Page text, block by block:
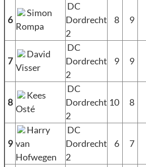
6
Simon
Rompa
DC
Dordrecht
2
8 9
7
David
Visser
DC
Dordrecht
2
9 9
8
Kees
Osté
DC
Dordrecht
2
10 8
9
Harry
van
Hofwegen
DC
Dordrecht
2
6 7